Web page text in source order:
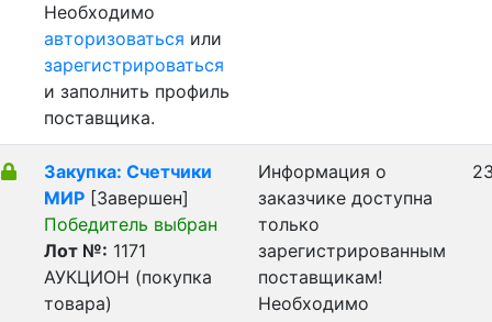
Необходимо
авторизоваться или
зарегистрироваться
и заполнить профиль
поставщика.
Закупка: Счетчики
МИР [Завершен]
Победитель выбран
Лот №: 1171
АУКЦИОН (покупка
товара)
Информация о
заказчике доступна
только
зарегистрированным
поставщикам!
Необходимо